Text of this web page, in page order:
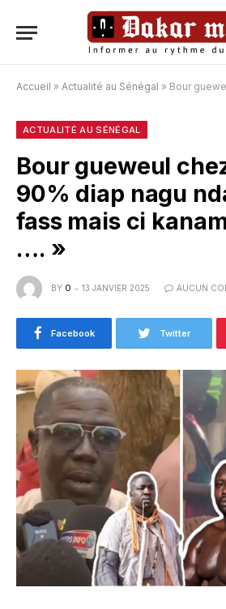
Accueil » Actualité au Sénégal » Bour gueweul chez zarco «
ACTUALITÉ AU SÉNÉGAL
Bour gueweul
90% diap nagu
fass mais ci
…. »
BY O 13 JANVIER 2025 AUCUN
Facebook Twitter